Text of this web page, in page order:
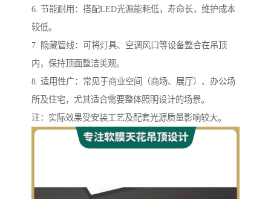
6. 节能耐用：搭配LED光源能耗低，寿命长，维护成本
较低。
7. 隐藏管线：可将灯具、空调风口等设备整合在吊顶
内，保持顶面整洁美观。
8. 适用性广：常见于商业空间（商场、展厅）、办公场
所及住宅，尤其适合需要整体照明设计的场景。
注：实际效果受安装工艺及配套光源质量影响较大。